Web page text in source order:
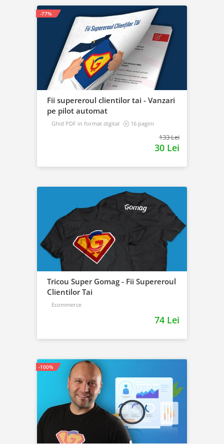
Fii supereroul clientilor tai - Vanzari
pe pilot automat
Ghid PDF in format digital
16 pagini
133 Lei
30 Lei
-77%
Tricou Super Gomag - Fii Supereroul
Clientilor Tai
Ecommerce
74 Lei
-100%